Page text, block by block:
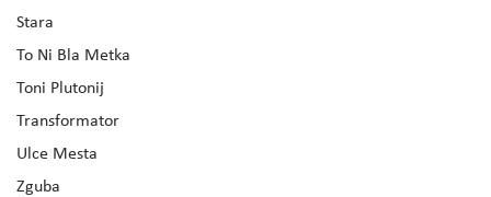
Stara
To Ni Bla Metka
Toni Plutonij
Transformator
Ulce Mesta
Zguba